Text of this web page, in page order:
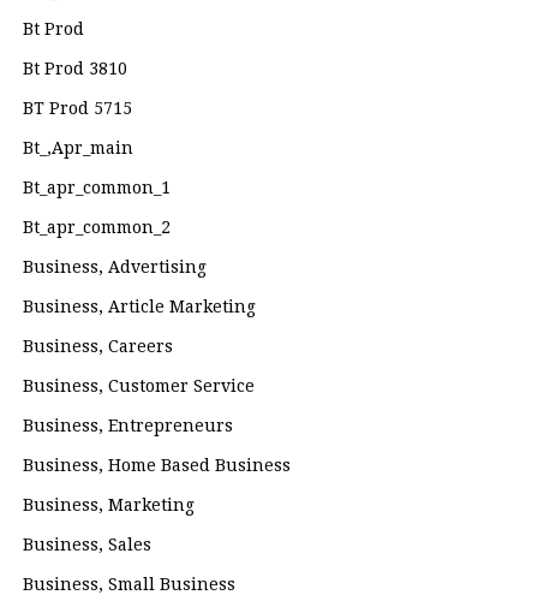
Bt Prod
Bt Prod 3810
BT Prod 5715
Bt_,apr_main
Bt_apr_common_1
Bt_apr_common_2
Business, Advertising
Business, Article Marketing
Business, Careers
Business, Customer Service
Business, Entrepreneurs
Business, Home Based Business
Business, Marketing
Business, Sales
Business, Small Business